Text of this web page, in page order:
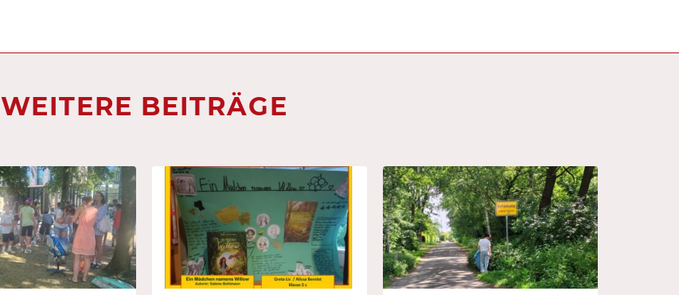
WEITERE BEITRÄGE